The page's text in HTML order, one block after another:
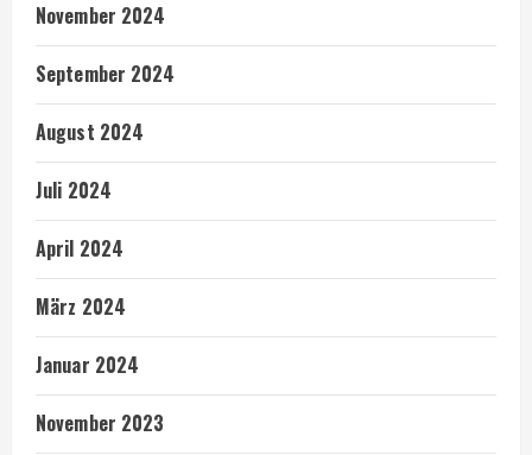
November 2024
September 2024
August 2024
Juli 2024
April 2024
März 2024
Januar 2024
November 2023